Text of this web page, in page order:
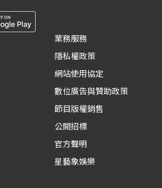
業務服務
隱私權政策
網站使用協定
數位廣告與贊助政策
節目版權銷售
公開招標
官方聲明
星藝象娛樂